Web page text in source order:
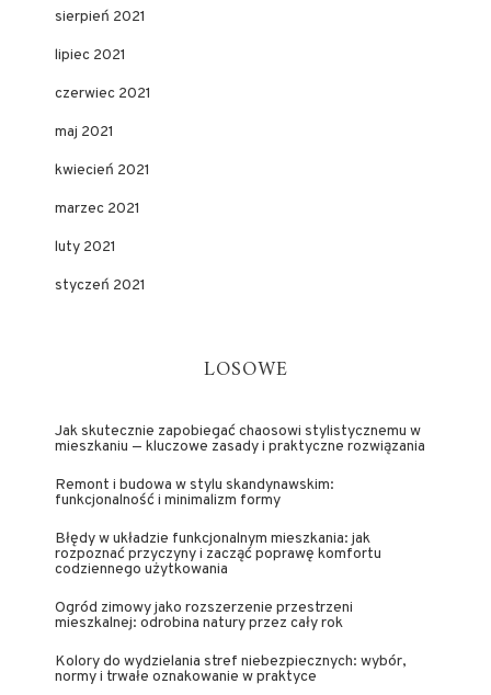
sierpień 2021
lipiec 2021
czerwiec 2021
maj 2021
kwiecień 2021
marzec 2021
luty 2021
styczeń 2021
LOSOWE
Jak skutecznie zapobiegać chaosowi stylistycznemu w
mieszkaniu — kluczowe zasady i praktyczne rozwiązania
Remont i budowa w stylu skandynawskim:
funkcjonalność i minimalizm formy
Błędy w układzie funkcjonalnym mieszkania: jak
rozpoznać przyczyny i zacząć poprawę komfortu
codziennego użytkowania
Ogród zimowy jako rozszerzenie przestrzeni
mieszkalnej: odrobina natury przez cały rok
Kolory do wydzielania stref niebezpiecznych: wybór,
normy i trwałe oznakowanie w praktyce